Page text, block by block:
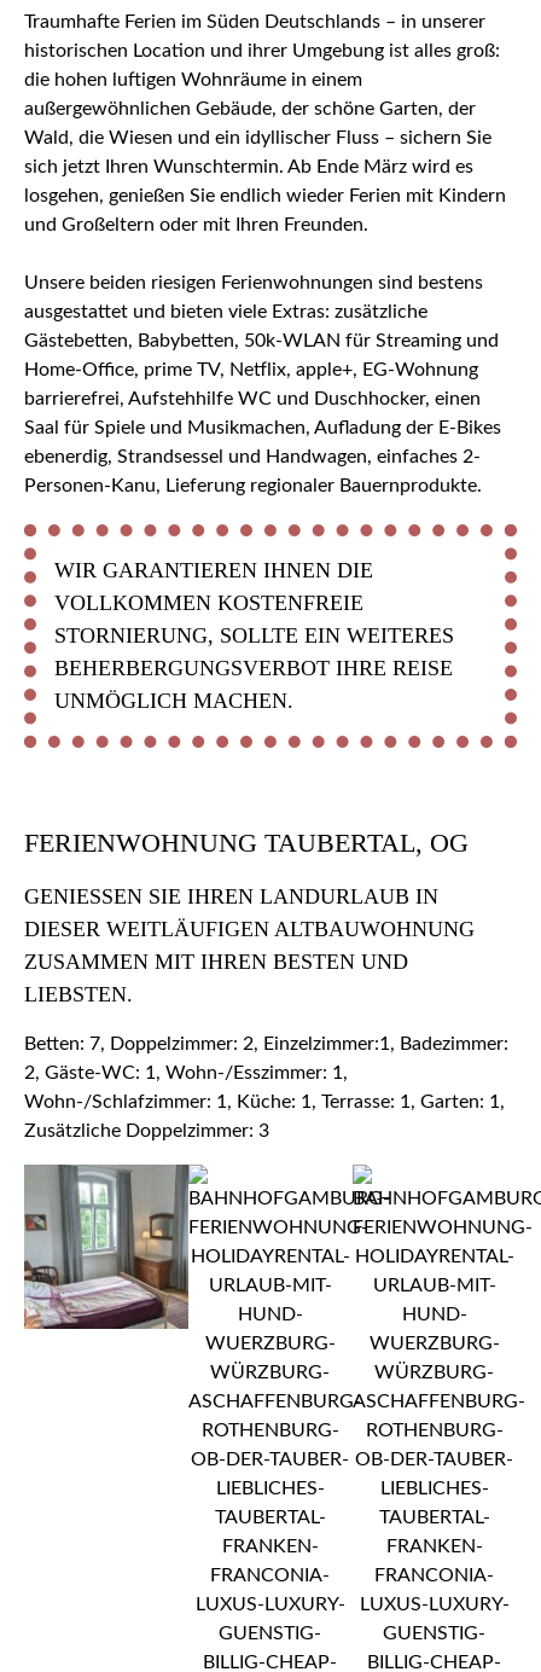
Traumhafte Ferien im Süden Deutschlands – in unserer
historischen Location und ihrer Umgebung ist alles groß:
die hohen luftigen Wohnräume in einem
außergewöhnlichen Gebäude, der schöne Garten, der
Wald, die Wiesen und ein idyllischer Fluss – sichern Sie
sich jetzt Ihren Wunschtermin. Ab Ende März wird es
losgehen, genießen Sie endlich wieder Ferien mit Kindern
und Großeltern oder mit Ihren Freunden.
Unsere beiden riesigen Ferienwohnungen sind bestens
ausgestattet und bieten viele Extras: zusätzliche
Gästebetten, Babybetten, 50k-WLAN für Streaming und
Home-Office, prime TV, Netflix, apple+, EG-Wohnung
barrierefrei, Aufstehhilfe WC und Duschhocker, einen
Saal für Spiele und Musikmachen, Aufladung der E-Bikes
ebenerdig, Strandsessel und Handwagen, einfaches 2-
Personen-Kanu, Lieferung regionaler Bauernprodukte.
WIR GARANTIEREN IHNEN DIE
VOLLKOMMEN KOSTENFREIE
STORNIERUNG, SOLLTE EIN WEITERES
BEHERBERGUNGSVERBOT IHRE REISE
UNMÖGLICH MACHEN.
FERIENWOHNUNG TAUBERTAL, OG
GENIESSEN SIE IHREN LANDURLAUB IN D
IESER WEITLÄUFIGEN ALTBAUWOHNUNG Z
USAMMEN MIT IHREN BESTEN UND L
IEBSTEN.
Betten: 7, Doppelzimmer: 2, Einzelzimmer:1, Badezimmer:
2, Gäste-WC: 1, Wohn-/Esszimmer: 1,
Wohn-/Schlafzimmer: 1, Küche: 1, Terrasse: 1, Garten: 1,
Zusätzliche Doppelzimmer: 3